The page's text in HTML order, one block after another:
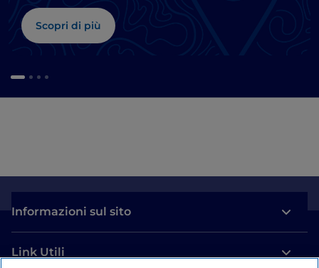
Scopri di più
Informazioni sul sito
Link Utili